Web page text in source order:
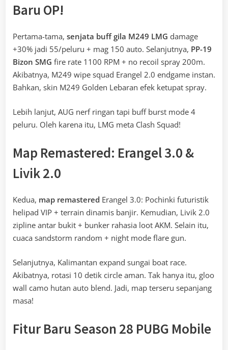
Baru OP!
Pertama-tama, senjata buff gila M249 LMG damage
+30% jadi 55/peluru + mag 150 auto. Selanjutnya, PP-19
Bizon SMG fire rate 1100 RPM + no recoil spray 200m.
Akibatnya, M249 wipe squad Erangel 2.0 endgame instan.
Bahkan, skin M249 Golden Lebaran efek ketupat spray.
Lebih lanjut, AUG nerf ringan tapi buff burst mode 4
peluru. Oleh karena itu, LMG meta Clash Squad!
Map Remastered: Erangel 3.0 &
Livik 2.0
Kedua, map remastered Erangel 3.0: Pochinki futuristik
helipad VIP + terrain dinamis banjir. Kemudian, Livik 2.0
zipline antar bukit + bunker rahasia loot AKM. Selain itu,
cuaca sandstorm random + night mode flare gun.
Selanjutnya, Kalimantan expand sungai boat race.
Akibatnya, rotasi 10 detik circle aman. Tak hanya itu, gloo
wall camo hutan auto blend. Jadi, map terseru sepanjang
masa!
Fitur Baru Season 28 PUBG Mobile